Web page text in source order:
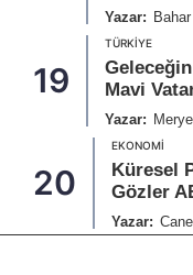
Yazar:
19
TÜRKIYE
Mavi
Yazar:
20
EKONOMI
Küresel
Gözler
Yazar: